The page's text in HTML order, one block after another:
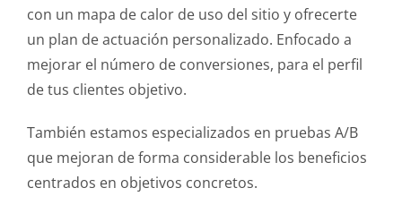
con un mapa de calor de uso del sitio y ofrecerte
un plan de actuación personalizado. Enfocado a
mejorar el número de conversiones, para el perfil
de tus clientes objetivo.
También estamos especializados en pruebas A/B
que mejoran de forma considerable los beneficios
centrados en objetivos concretos.